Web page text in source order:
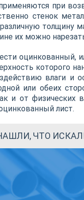
при
стенок
толщину
их можно
оцинкованный,
которого
влаги и
или обеих
и от физических
лист.
ЧТО